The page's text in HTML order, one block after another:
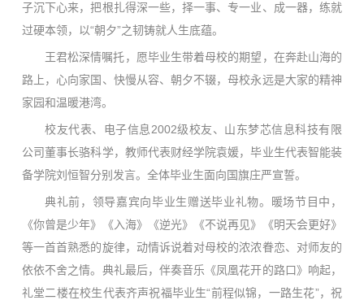
子沉下心来，把根扎得深一些，择一事、专一业、成一器，练就
过硬本领，以“朝夕”之韧铸就人生底蕴。
王君松深情嘱托，愿毕业生带着母校的期望，在奔赴山海的
路上，心向家国、快慢从容、朝夕不辍，母校永远是大家的精神
家园和温暖港湾。
校友代表、电子信息2002级校友、山东梦芯信息科技有限
公司董事长骆科学，教师代表财经学院袁媛，毕业生代表智能装
备学院刘恒智分别发言。全体毕业生面向国旗庄严宣誓。
典礼前，领导嘉宾向毕业生赠送毕业礼物。暖场节目中，
《你曾是少年》《入海》《逆光》《不说再见》《明天会更好》
等一首首熟悉的旋律，动情诉说着对母校的浓浓眷恋、对师友的
依依不舍之情。典礼最后，伴奏音乐《凤凰花开的路口》响起，
礼堂二楼在校生代表齐声祝福毕业生“前程似锦，一路生花”，祝